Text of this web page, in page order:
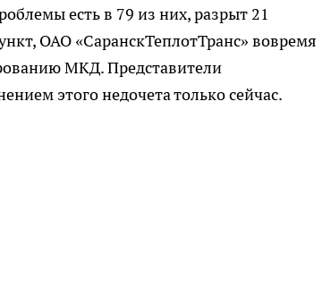
есть в 79 из них, разрыт 21
ОАО «СаранскТеплотТранс» вовремя
МКД. Представители
этого недочета только сейчас.